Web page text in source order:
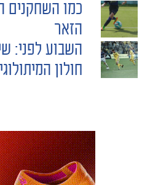
POST
NAVIGATION
כמו השחקנים
הזאר
השבוע לפני:
חולון